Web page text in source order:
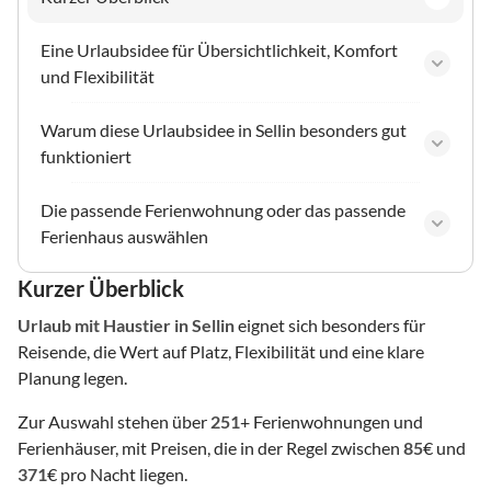
Eine Urlaubsidee für Übersichtlichkeit, Komfort
und Flexibilität
Warum diese Urlaubsidee in Sellin besonders gut
funktioniert
Die passende Ferienwohnung oder das passende
Ferienhaus auswählen
Kurzer Überblick
Urlaub mit Haustier in Sellineignet sich besonders für
Reisende, die Wert auf Platz, Flexibilität und eine klare
Planung legen.
Zur Auswahl stehen über 251+ Ferienwohnungen und
Ferienhäuser, mit Preisen, die in der Regel zwischen 85€ und
371€ pro Nacht liegen.